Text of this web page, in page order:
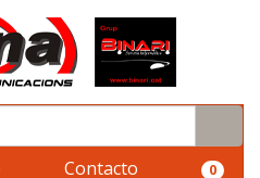
Contacto 0